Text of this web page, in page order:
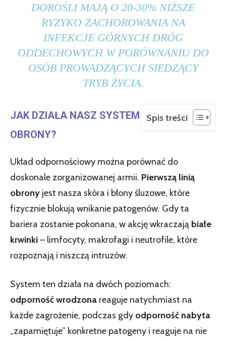
DOROŚLI MAJĄ O 20-30% NIŻSZE
RYZYKO ZACHOROWANIA NA
INFEKCJE GÓRNYCH DRÓG
ODDECHOWYCH W PORÓWNANIU DO
OSÓB PROWADZĄCYCH SIEDZĄCY
TRYB ŻYCIA.
Spis treści
JAK DZIAŁA NASZ SYSTEM
OBRONY?
Układ odpornościowy można porównać do
doskonale zorganizowanej armii. Pierwszą linią
obrony jest nasza skóra i błony śluzowe, które
fizycznie blokują wnikanie patogenów. Gdy ta
bariera zostanie pokonana, w akcję wkraczają białe
krwinki– limfocyty, makrofagi i neutrofile, które
rozpoznają i niszczą intruzów.
System ten działa na dwóch poziomach:
odporność wrodzona reaguje natychmiast na
każde zagrożenie, podczas gdy odporność nabyta
„zapamiętuje” konkretne patogeny i reaguje na nie